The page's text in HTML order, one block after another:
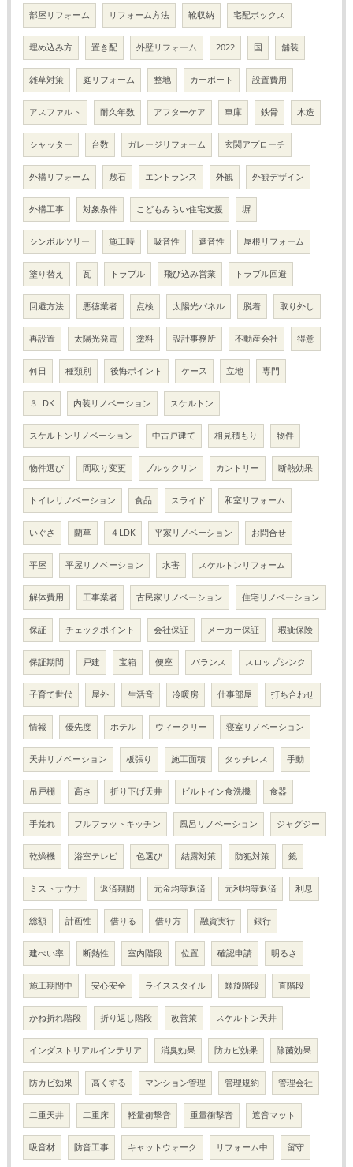
部屋リフォーム リフォーム方法 靴収納 宅配ボックス
埋め込み方 置き配 外壁リフォーム 2022 国 舗装
雑草対策 庭リフォーム 整地 カーポート 設置費用
アスファルト 耐久年数 アフターケア 車庫 鉄骨 木造
シャッター 台数 ガレージリフォーム 玄関アプローチ
外構リフォーム 敷石 エントランス 外観 外観デザイン
外構工事 対象条件 こどもみらい住宅支援 塀
シンボルツリー 施工時 吸音性 遮音性 屋根リフォーム
塗り替え 瓦 トラブル 飛び込み営業 トラブル回避
回避方法 悪徳業者 点検 太陽光パネル 脱着 取り外し
再設置 太陽光発電 塗料 設計事務所 不動産会社 得意
何日 種類別 後悔ポイント ケース 立地 専門
３LDK 内装リノベーション スケルトン
スケルトンリノベーション 中古戸建て 相見積もり 物件
物件選び 間取り変更 ブルックリン カントリー 断熱効果
トイレリノベーション 食品 スライド 和室リフォーム
いぐさ 藺草 ４LDK 平家リノベーション お問合せ
平屋 平屋リノベーション 水害 スケルトンリフォーム
解体費用 工事業者 古民家リノベーション 住宅リノベーション
保証 チェックポイント 会社保証 メーカー保証 瑕疵保険
保証期間 戸建 宝箱 便座 バランス スロップシンク
子育て世代 屋外 生活音 冷暖房 仕事部屋 打ち合わせ
情報 優先度 ホテル ウィークリー 寝室リノベーション
天井リノベーション 板張り 施工面積 タッチレス 手動
吊戸棚 高さ 折り下げ天井 ビルトイン食洗機 食器
手荒れ フルフラットキッチン 風呂リノベーション ジャグジー
乾燥機 浴室テレビ 色選び 結露対策 防犯対策 鏡
ミストサウナ 返済期間 元金均等返済 元利均等返済 利息
総額 計画性 借りる 借り方 融資実行 銀行
建ぺい率 断熱性 室内階段 位置 確認申請 明るさ
施工期間中 安心安全 ライススタイル 螺旋階段 直階段
かね折れ階段 折り返し階段 改善策 スケルトン天井
インダストリアルインテリア 消臭効果 防カビ効果 除菌効果
防カビ効果 高くする マンション管理 管理規約 管理会社
二重天井 二重床 軽量衝撃音 重量衝撃音 遮音マット
吸音材 防音工事 キャットウォーク リフォーム中 留守